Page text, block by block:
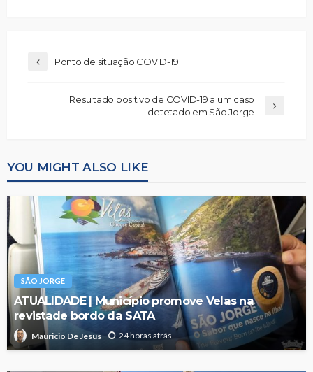
Ponto de situação COVID-19
Resultado positivo de COVID-19 a um caso
detetado em São Jorge
YOU MIGHT ALSO LIKE
SÃO JORGE
ATUALIDADE | Município promove Velas na
revistade bordo da SATA
Mauricio De Jesus 24 horas atrás